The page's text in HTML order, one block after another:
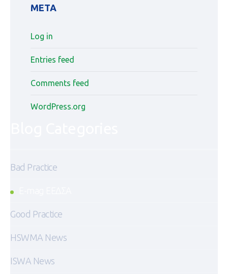
META
Log in
Entries feed
Comments feed
WordPress.org
Bad Practice
Good Practice
HSWMA News
ISWA News